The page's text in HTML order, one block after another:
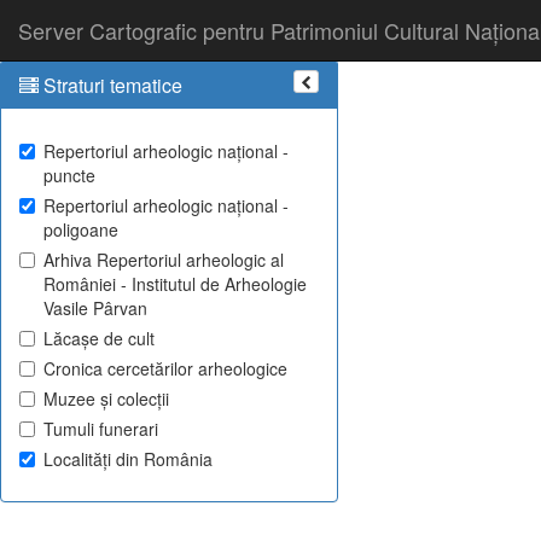
Server Cartografic pentru Patrimoniul Cultural
Straturi tematice
Repertoriul arheologic național -
puncte
Repertoriul arheologic național -
poligoane
Arhiva Repertoriul arheologic al
României - Institutul de Arheologie
Vasile Pârvan
Lăcașe de cult
Cronica cercetărilor arheologice
Muzee și colecții
Tumuli funerari
Localități din România